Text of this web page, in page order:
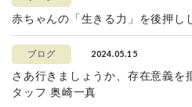
赤ちゃんの「生きる力」を後押
ブログ 2024.05.15
さあ行きましょうか、存在意義
タッフ 奥崎一真